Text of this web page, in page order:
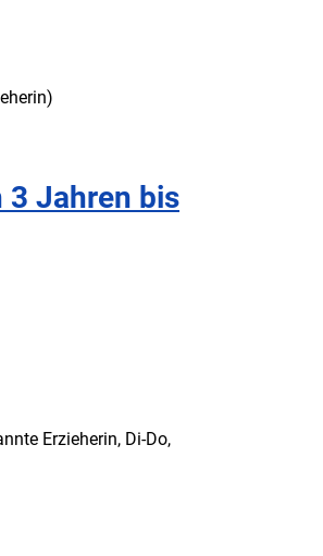
3 Jahren bis
Erzieherin, Di-Do,